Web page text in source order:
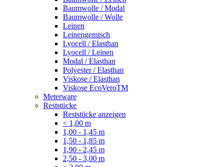
Baumwolle / Modal
Baumwolle / Wolle
Leinen
Leinengemisch
Lyocell / Elasthan
Lyocell / Leinen
Modal / Elasthan
Polyester / Elasthan
Viskose / Elasthan
Viskose EcoVeroTM
Meterware
Reststücke
Reststücke anzeigen
< 1,00 m
1,00 - 1,45 m
1,50 - 1,85 m
1,90 - 2,45 m
2,50 - 3,00 m